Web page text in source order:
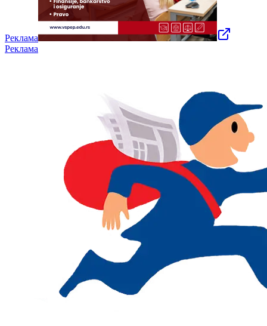
Реклама
Реклама